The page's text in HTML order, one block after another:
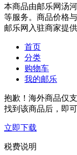
本商品由邮乐网汤
等服务。商品价格
邮乐网入驻商家提供
首页
分类
购物车
我的邮乐
抱歉！海外商品仅
找到该商品后，即可
立即下载
税费说明